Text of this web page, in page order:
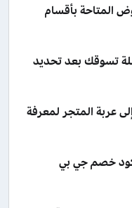
المتاحة بأقسام
تسوقك بعد تحديد
عربة المتجر لمعرفة
خصم جي بي